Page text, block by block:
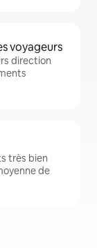
voyageurs
direction
très bien
de